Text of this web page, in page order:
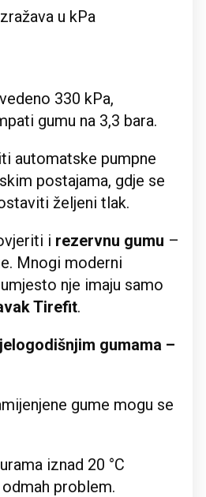
u kPa
330 kPa,
gumu na 3,3 bara.
automatske pumpne
postajama, gdje se
željeni tlak.
i rezervnu gumu –
Mnogi moderni
nje imaju samo
Tirefit.
gumama –
gume mogu se
iznad 20 °C
problem.